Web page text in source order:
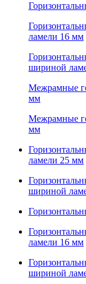
ламели 16 мм
шириной
Межрамные
мм
Межрамные
мм
ламели 25 мм
шириной
ламели 16 мм
шириной